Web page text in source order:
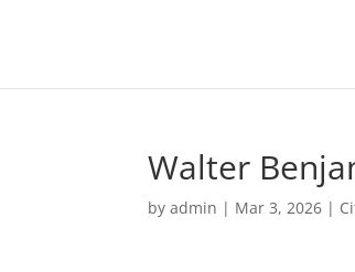
Walter
byadmin | Mar 3, 2026 |